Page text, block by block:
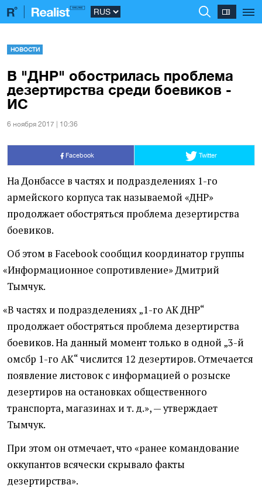
НОВОСТИ
В "ДНР" обострилась проблема
дезертирства среди боевиков -
ИС
6 ноября 2017 | 10:36
Facebook Twitter
На Донбассе в частях и подразделениях 1-го
армейского корпуса так называемой «ДНР»
продолжает обостряться проблема дезертирства
боевиков.
Об этом в Facebook сообщил координатор группы
«Информационное сопротивление» Дмитрий
Тымчук.
«В частях и подразделениях „1-го АК ДНР“
продолжает обостряться проблема дезертирства
боевиков. На данный момент только в одной „3-й
омсбр 1-го АК“ числится 12 дезертиров. Отмечается
появление листовок с информацией о розыске
дезертиров на остановках общественного
транспорта, магазинах и т. д.», — утверждает
Тымчук.
При этом он отмечает, что «ранее командование
оккупантов всячески скрывало факты
дезертирства».